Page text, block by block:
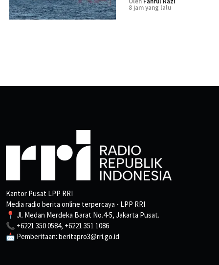
8 jam yang lalu
Kantor Pusat LPP RRI
Media radio berita online terpercaya - LPP RRI
📍 Jl. Medan Merdeka Barat No.4-5, Jakarta Pusat.
📞 +6221 350 0584, +6221 351 1086
📩 Pemberitaan: beritapro3@rri.go.id